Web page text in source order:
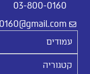
03-800-0160
עמודים
קטגוריה